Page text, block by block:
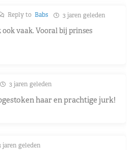
Reply to Babs 3 jaren geleden
ook vaak. Vooral bij prinses
3 jaren geleden
haar en prachtige jurk!
jaren geleden